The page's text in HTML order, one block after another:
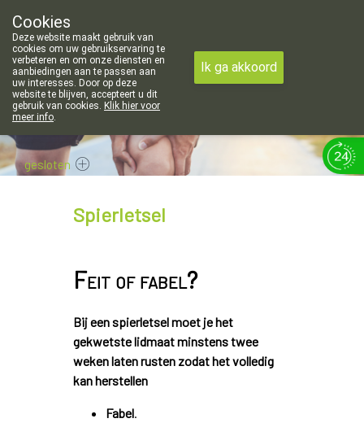
voor de apotheek in Attenhoven: dinsdag gesloten
011/88 14 74
gesloten
Spierletsel
Feit of fabel?
Bij een spierletsel moet je het
gekwetste lidmaat minstens twee
weken laten rusten zodat het volledig
kan herstellen
Fabel.
Cookies
Deze website maakt gebruik van
cookies om uw gebruikservaring te
verbeteren en om onze diensten en
aanbiedingen aan te passen aan
uw interesses. Door op deze
website te blijven, accepteert u dit
gebruik van cookies. Klik hier voor
meer info.
Ik ga akkoord